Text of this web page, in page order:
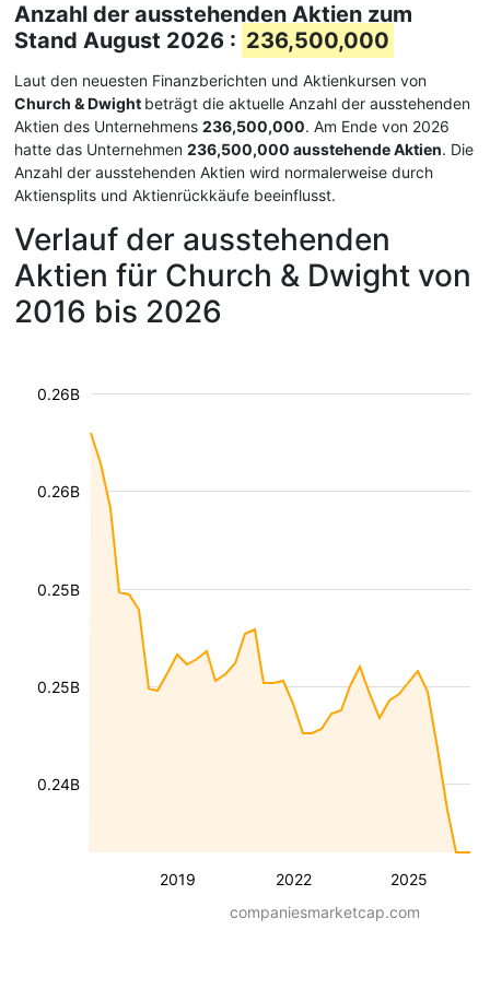
Anzahl der ausstehenden Aktien zum
Stand August 2026 : 236,500,000
Laut den neuesten Finanzberichten und Aktienkursen von
Church & Dwight beträgt die aktuelle Anzahl der ausstehenden
Aktien des Unternehmens 236,500,000. Am Ende von 2026
hatte das Unternehmen 236,500,000 ausstehende Aktien. Die
Anzahl der ausstehenden Aktien wird normalerweise durch
Aktiensplits und Aktienrückkäufe beeinflusst.
Verlauf der ausstehenden
Aktien für Church & Dwight von
2016 bis 2026
2019 2022 2025
0.24B
0.25B
0.25B
0.26B
0.26B
companiesmarketcap.com